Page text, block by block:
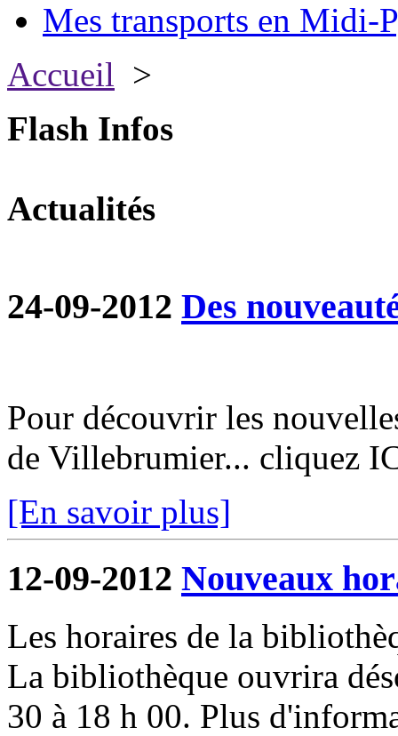
Mes transports en Midi-
Accueil >
Flash Infos
Actualités
24-09-2012 Des
Pour découvrir les
de Villebrumier... cliquez
[En savoir plus]
12-09-2012 Nouveaux
Les horaires de la
La bibliothèque ouvrira
30 à 18 h 00. Plus